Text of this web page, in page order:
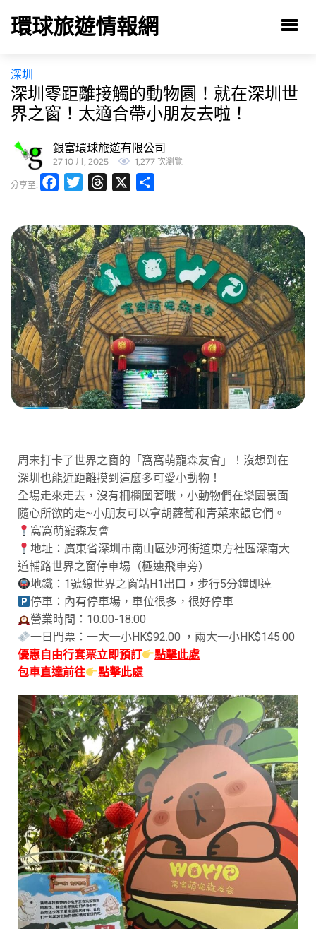
環球旅遊情報網
深圳
深圳零距離接觸的動物園！就在深圳世
界之窗！太適合帶小朋友去啦！
銀富環球旅遊有限公司
27 10 月, 2025 1,277 次瀏覽
分享至: FacebookTwitterThreads
周末打卡了世界之窗的「窩窩萌寵森友會」！沒想到在
深圳也能近距離摸到這麼多可愛小動物！
全場走來走去，沒有柵欄圍著哦，小動物們在樂園裏面
隨心所欲的走~小朋友可以拿胡蘿蔔和青菜來餵它們。
窩窩萌寵森友會
地址：廣東省深圳市南山區沙河街道東方社區深南大
道輔路世界之窗停車場（極速飛車旁）
地鐵：1號線世界之窗站H1出口，步行5分鐘即達
停車：內有停車場，車位很多，很好停車
營業時間：10:00-18:00
一日門票：一大一小HK$92.00 ，兩大一小HK$145.00
優惠自由行套票立即預訂
點擊此處
包車直達前往
點擊此處